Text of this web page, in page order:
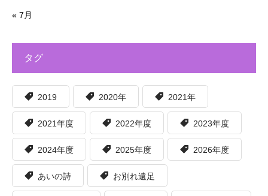
« 7月
タグ
2019 2020年 2021年
2021年度 2022年度 2023年度
2024年度 2025年度 2026年度
あいの詩 お別れ遠足